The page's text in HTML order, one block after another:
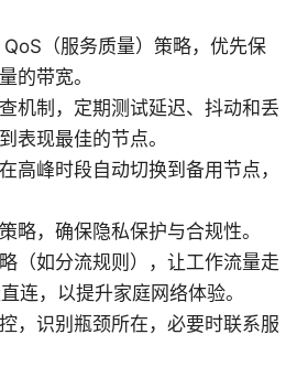
（服务质量）策略，优先保
的带宽。
机制，定期测试延迟、抖动和丢
表现最佳的节点。
高峰时段自动切换到备用节点，
略，确保隐私保护与合规性。
（如分流规则），让工作流量走
连，以提升家庭网络体验。
，识别瓶颈所在，必要时联系服